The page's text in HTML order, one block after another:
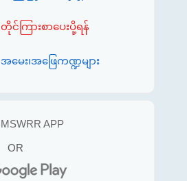
တိုင်ကြားစာပေးပို့ရန်
အမေး၊အဖြေကဏ္ဍများ
MSWRR APP
OR